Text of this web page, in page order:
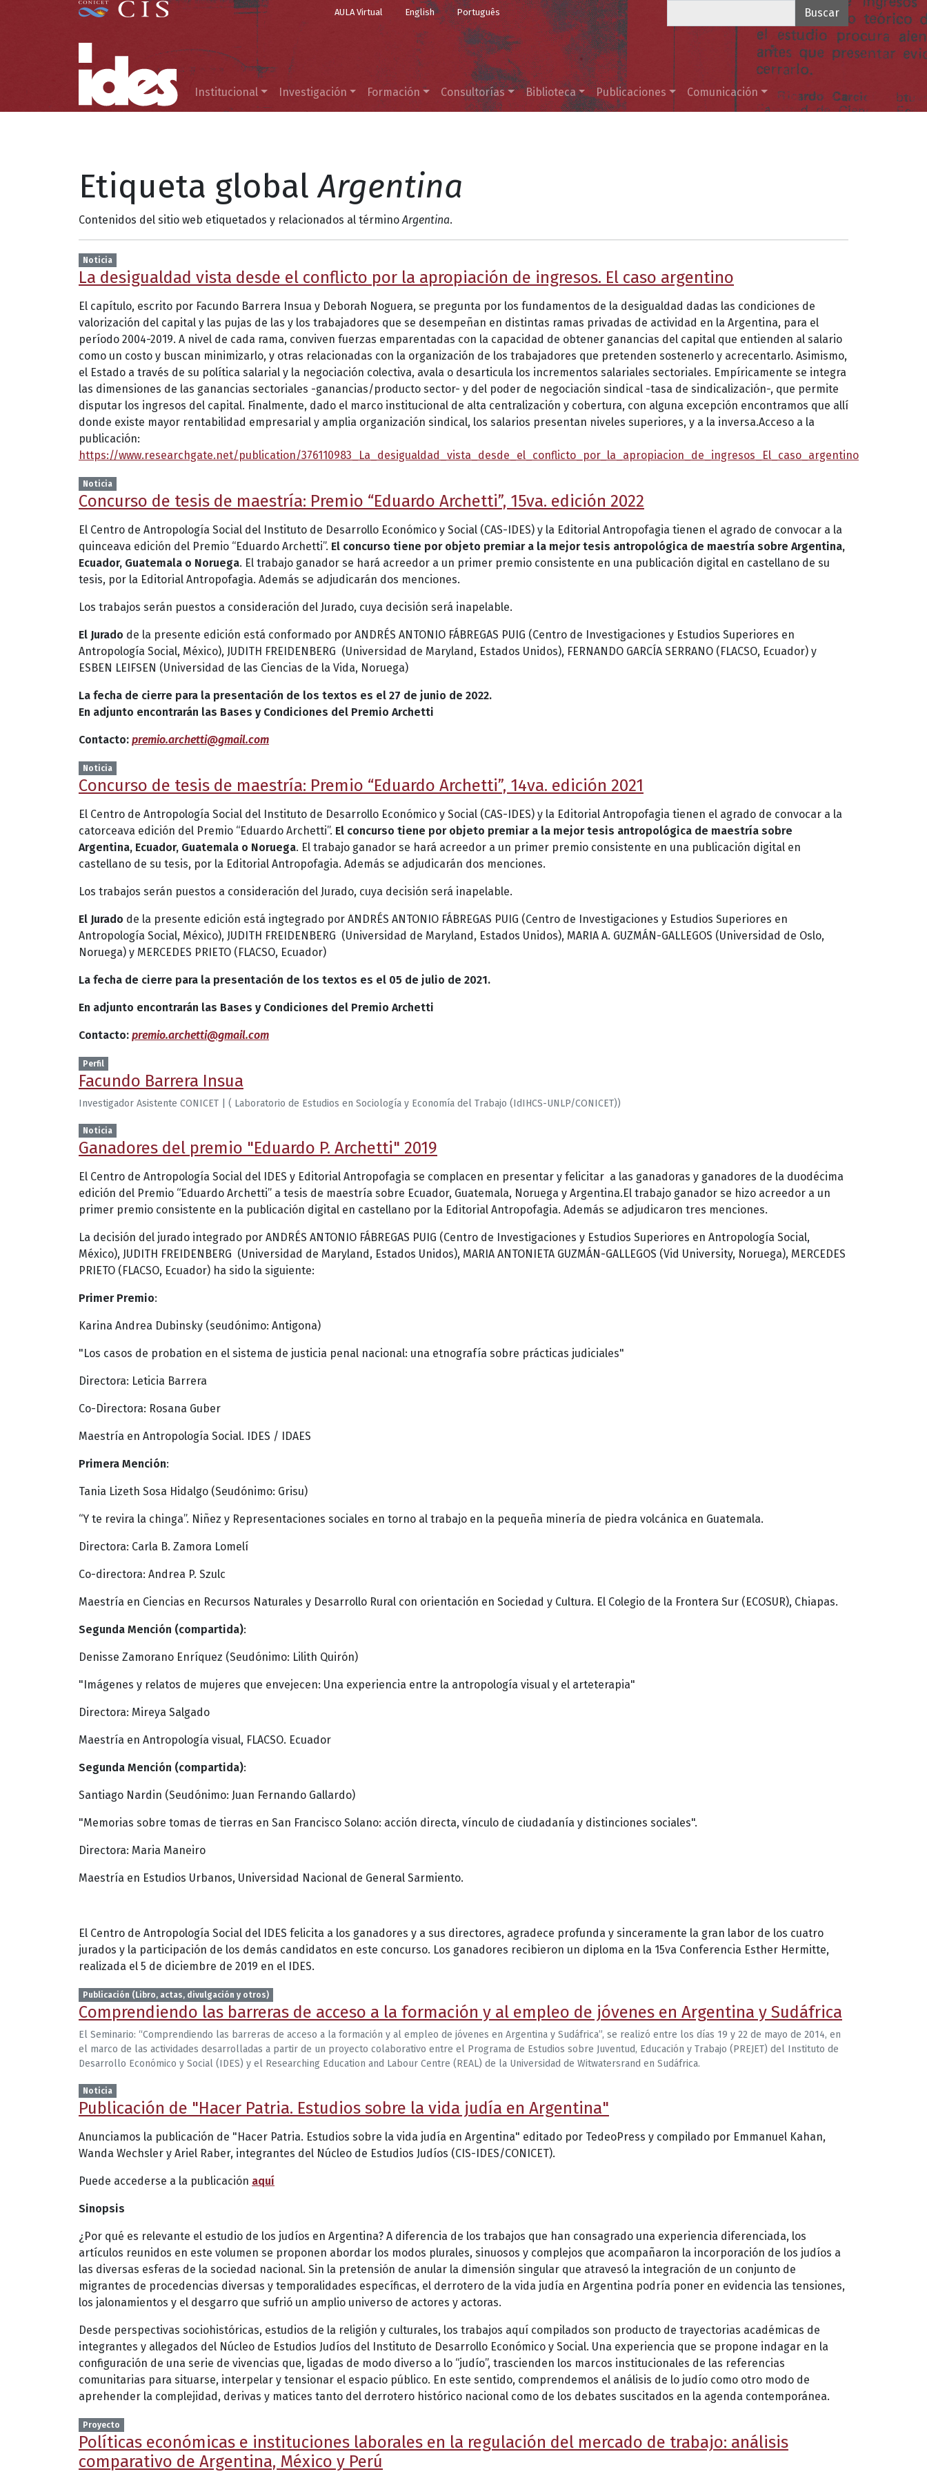
Pasar al contenido principal
Top Menu
AULA Virtual English Português
Menú principal
Institucional Investigación Formación Consultorías Biblioteca Publicaciones Comunicación
Etiqueta globalArgentina
Contenidos del sitio web etiquetados y relacionados al término Argentina.
Noticia
La desigualdad vista desde el conflicto por la apropiación de ingresos. El caso argentino
El capítulo, escrito por Facundo Barrera Insua y Deborah Noguera, se pregunta por los fundamentos de la desigualdad dadas las condiciones de
valorización del capital y las pujas de las y los trabajadores que se desempeñan en distintas ramas privadas de actividad en la Argentina, para el
período 2004-2019. A nivel de cada rama, conviven fuerzas emparentadas con la capacidad de obtener ganancias del capital que entienden al salario
como un costo y buscan minimizarlo, y otras relacionadas con la organización de los trabajadores que pretenden sostenerlo y acrecentarlo. Asimismo,
el Estado a través de su política salarial y la negociación colectiva, avala o desarticula los incrementos salariales sectoriales. Empíricamente se integra
las dimensiones de las ganancias sectoriales -ganancias/producto sector- y del poder de negociación sindical -tasa de sindicalización-, que permite
disputar los ingresos del capital. Finalmente, dado el marco institucional de alta centralización y cobertura, con alguna excepción encontramos que allí
donde existe mayor rentabilidad empresarial y amplia organización sindical, los salarios presentan niveles superiores, y a la inversa.Acceso a la
publicación:
https://www.researchgate.net/publication/376110983_La_desigualdad_vista_desde_el_conflicto_por_la_apropiacion_de_ingresos_El_caso_argentino
Noticia
Concurso de tesis de maestría: Premio “Eduardo Archetti”, 15va. edición 2022
El Centro de Antropología Social del Instituto de Desarrollo Económico y Social (CAS-IDES) y la Editorial Antropofagia tienen el agrado de convocar a la
quinceava edición del Premio “Eduardo Archetti”. El concurso tiene por objeto premiar a la mejor tesis antropológica de maestría sobre Argentina,
Ecuador, Guatemala o Noruega. El trabajo ganador se hará acreedor a un primer premio consistente en una publicación digital en castellano de su
tesis, por la Editorial Antropofagia. Además se adjudicarán dos menciones.
Los trabajos serán puestos a consideración del Jurado, cuya decisión será inapelable.
El Jurado de la presente edición está conformado por ANDRÉS ANTONIO FÁBREGAS PUIG (Centro de Investigaciones y Estudios Superiores en
Antropología Social, México), JUDITH FREIDENBERG (Universidad de Maryland, Estados Unidos), FERNANDO GARCÍA SERRANO (FLACSO, Ecuador) y
ESBEN LEIFSEN (Universidad de las Ciencias de la Vida, Noruega)
La fecha de cierre para la presentación de los textos es el 27 de junio de 2022.
En adjunto encontrarán las Bases y Condiciones del Premio Archetti
Contacto: premio.archetti@gmail.com
Noticia
Concurso de tesis de maestría: Premio “Eduardo Archetti”, 14va. edición 2021
El Centro de Antropología Social del Instituto de Desarrollo Económico y Social (CAS-IDES) y la Editorial Antropofagia tienen el agrado de convocar a la
catorceava edición del Premio “Eduardo Archetti”. El concurso tiene por objeto premiar a la mejor tesis antropológica de maestría sobre
Argentina, Ecuador, Guatemala o Noruega. El trabajo ganador se hará acreedor a un primer premio consistente en una publicación digital en
castellano de su tesis, por la Editorial Antropofagia. Además se adjudicarán dos menciones.
Los trabajos serán puestos a consideración del Jurado, cuya decisión será inapelable.
El Jurado de la presente edición está ingtegrado por ANDRÉS ANTONIO FÁBREGAS PUIG (Centro de Investigaciones y Estudios Superiores en
Antropología Social, México), JUDITH FREIDENBERG (Universidad de Maryland, Estados Unidos), MARIA A. GUZMÁN-GALLEGOS (Universidad de Oslo,
Noruega) y MERCEDES PRIETO (FLACSO, Ecuador)
La fecha de cierre para la presentación de los textos es el 05 de julio de 2021.
En adjunto encontrarán las Bases y Condiciones del Premio Archetti
Contacto: premio.archetti@gmail.com
Perfil
Facundo Barrera Insua
Investigador Asistente CONICET | ( Laboratorio de Estudios en Sociología y Economía del Trabajo (IdIHCS-UNLP/CONICET))
Noticia
Ganadores del premio "Eduardo P. Archetti" 2019
El Centro de Antropología Social del IDES y Editorial Antropofagia se complacen en presentar y felicitar a las ganadoras y ganadores de la duodécima
edición del Premio “Eduardo Archetti” a tesis de maestría sobre Ecuador, Guatemala, Noruega y Argentina.El trabajo ganador se hizo acreedor a un
primer premio consistente en la publicación digital en castellano por la Editorial Antropofagia. Además se adjudicaron tres menciones.
La decisión del jurado integrado por ANDRÉS ANTONIO FÁBREGAS PUIG (Centro de Investigaciones y Estudios Superiores en Antropología Social,
México), JUDITH FREIDENBERG (Universidad de Maryland, Estados Unidos), MARIA ANTONIETA GUZMÁN-GALLEGOS (Vid University, Noruega), MERCEDES
PRIETO (FLACSO, Ecuador) ha sido la siguiente:
Primer Premio:
Karina Andrea Dubinsky (seudónimo: Antigona)
"Los casos de probation en el sistema de justicia penal nacional: una etnografía sobre prácticas judiciales"
Directora: Leticia Barrera
Co-Directora: Rosana Guber
Maestría en Antropología Social. IDES / IDAES
Primera Mención:
Tania Lizeth Sosa Hidalgo (Seudónimo: Grisu)
“Y te revira la chinga”. Niñez y Representaciones sociales en torno al trabajo en la pequeña minería de piedra volcánica en Guatemala.
Directora: Carla B. Zamora Lomelí
Co-directora: Andrea P. Szulc
Maestría en Ciencias en Recursos Naturales y Desarrollo Rural con orientación en Sociedad y Cultura. El Colegio de la Frontera Sur (ECOSUR), Chiapas.
Segunda Mención (compartida):
Denisse Zamorano Enríquez (Seudónimo: Lilith Quirón)
"Imágenes y relatos de mujeres que envejecen: Una experiencia entre la antropología visual y el arteterapia"
Directora: Mireya Salgado
Maestría en Antropología visual, FLACSO. Ecuador
Segunda Mención (compartida):
Santiago Nardin (Seudónimo: Juan Fernando Gallardo)
"Memorias sobre tomas de tierras en San Francisco Solano: acción directa, vínculo de ciudadanía y distinciones sociales".
Directora: Maria Maneiro
Maestría en Estudios Urbanos, Universidad Nacional de General Sarmiento.
El Centro de Antropología Social del IDES felicita a los ganadores y a sus directores, agradece profunda y sinceramente la gran labor de los cuatro
jurados y la participación de los demás candidatos en este concurso. Los ganadores recibieron un diploma en la 15va Conferencia Esther Hermitte,
realizada el 5 de diciembre de 2019 en el IDES.
Publicación (Libro, actas, divulgación y otros)
Comprendiendo las barreras de acceso a la formación y al empleo de jóvenes en Argentina y Sudáfrica
El Seminario: “Comprendiendo las barreras de acceso a la formación y al empleo de jóvenes en Argentina y Sudáfrica”, se realizó entre los días 19 y 22 de mayo de 2014, en
el marco de las actividades desarrolladas a partir de un proyecto colaborativo entre el Programa de Estudios sobre Juventud, Educación y Trabajo (PREJET) del Instituto de
Desarrollo Económico y Social (IDES) y el Researching Education and Labour Centre (REAL) de la Universidad de Witwatersrand en Sudáfrica.
Noticia
Publicación de "Hacer Patria. Estudios sobre la vida judía en Argentina"
Anunciamos la publicación de "Hacer Patria. Estudios sobre la vida judía en Argentina" editado por TedeoPress y compilado por Emmanuel Kahan,
Wanda Wechsler y Ariel Raber, integrantes del Núcleo de Estudios Judíos (CIS-IDES/CONICET).
Puede accederse a la publicación aquí
Sinopsis
¿Por qué es relevante el estudio de los judíos en Argentina? A diferencia de los trabajos que han consagrado una experiencia diferenciada, los
artículos reunidos en este volumen se proponen abordar los modos plurales, sinuosos y complejos que acompañaron la incorporación de los judíos a
las diversas esferas de la sociedad nacional. Sin la pretensión de anular la dimensión singular que atravesó la integración de un conjunto de
migrantes de procedencias diversas y temporalidades específicas, el derrotero de la vida judía en Argentina podría poner en evidencia las tensiones,
los jalonamientos y el desgarro que sufrió un amplio universo de actores y actoras.
Desde perspectivas sociohistóricas, estudios de la religión y culturales, los trabajos aquí compilados son producto de trayectorias académicas de
integrantes y allegados del Núcleo de Estudios Judíos del Instituto de Desarrollo Económico y Social. Una experiencia que se propone indagar en la
configuración de una serie de vivencias que, ligadas de modo diverso a lo “judío”, trascienden los marcos institucionales de las referencias
comunitarias para situarse, interpelar y tensionar el espacio público. En este sentido, comprendemos el análisis de lo judío como otro modo de
aprehender la complejidad, derivas y matices tanto del derrotero histórico nacional como de los debates suscitados en la agenda contemporánea.
Proyecto
Políticas económicas e instituciones laborales en la regulación del mercado de trabajo: análisis
comparativo de Argentina, México y Perú